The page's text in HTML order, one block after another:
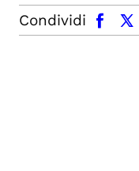
Condividi
facebook x.com